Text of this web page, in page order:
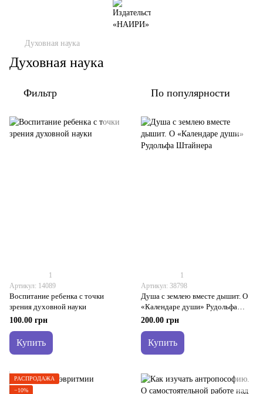
Духовная наука
Духовная наука
Фильтр По популярности
1
Артикул: 14089
Воспитание ребенка с точки
зрения духовной науки
100.00 грн
Купить
1
Артикул: 38798
Душа с землею вместе дышит. О
«Календаре души» Рудольфа
Штайнера
200.00 грн
Купить
РАСПРОДАЖА
−10%